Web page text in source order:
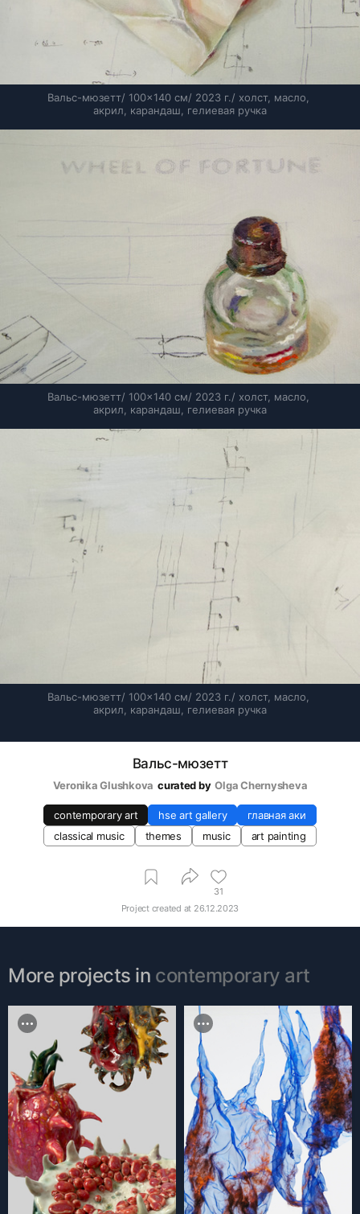
Вальс-мюзетт/ 100×140 см/ 2023 г./ холст, масло,
акрил, карандаш, гелиевая ручка
Вальс-мюзетт/ 100×140 см/ 2023 г./ холст, масло,
акрил, карандаш, гелиевая ручка
Вальс-мюзетт/ 100×140 см/ 2023 г./ холст, масло,
акрил, карандаш, гелиевая ручка
Вальс-мюзетт
Veronika Glushkova curated by Olga Chernysheva
contemporary art hse art gallery
главная аки
classical music
themes music art painting
31
Project created at 26.12.2023
More projects in contemporary art